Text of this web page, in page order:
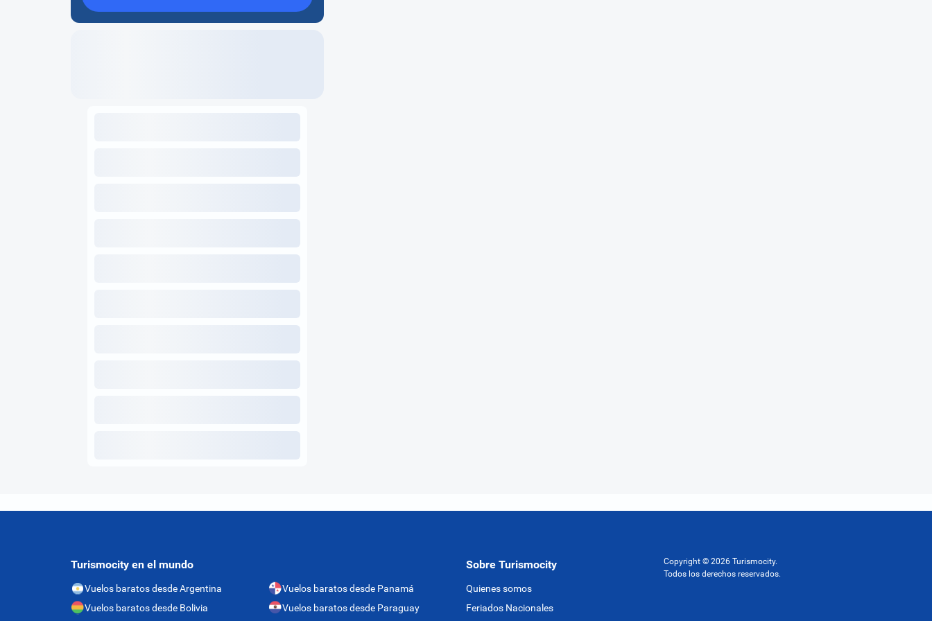
Turismocity en el mundo
Vuelos baratos desde Argentina
Vuelos baratos desde Bolivia
Vuelos baratos desde Panamá
Vuelos baratos desde Paraguay
Sobre Turismocity
Quienes somos
Feriados Nacionales
Copyright © 2026 Turismocity.
Todos los derechos reservados.